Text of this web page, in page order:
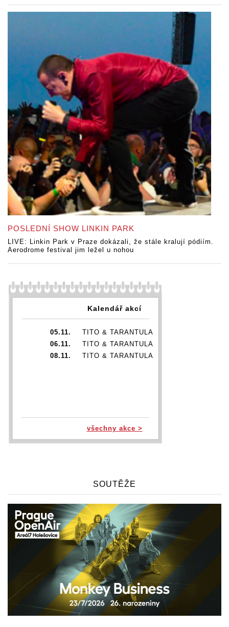
POSLEDNÍ SHOW LINKIN PARK
LIVE: Linkin Park v Praze dokázali, že stále kralují pódiím.
Aerodrome festival jim ležel u nohou
Kalendář akcí
05.11.
TITO & TARANTULA
06.11.
TITO & TARANTULA
08.11.
TITO & TARANTULA
všechny akce >
SOUTĚŽE